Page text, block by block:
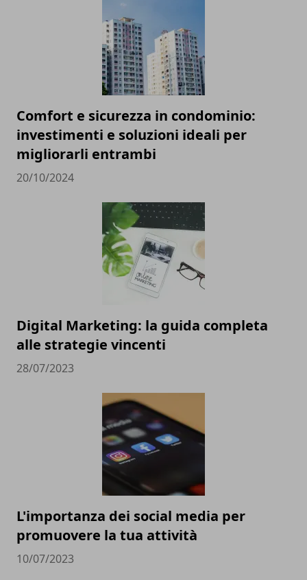
Comfort e sicurezza in condominio:
investimenti e soluzioni ideali per
migliorarli entrambi
20/10/2024
Digital Marketing: la guida completa
alle strategie vincenti
28/07/2023
L'importanza dei social media per
promuovere la tua attività
10/07/2023